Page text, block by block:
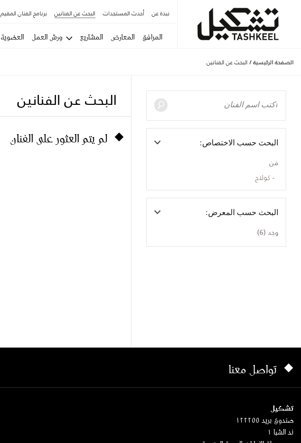
نبذة عن أحدث المستجدات البحث عن الفنانين برنامج الفنان المقيم
المرافق المعارض المشاريع ورش العمل العضوية
الصفحة الرئيسية / البحث عن الفنانين
البحث حسب الاختصاص:
فن
كولاج
البحث حسب المعرض:
وجد (6)
البحث عن الفنانين
لم يتم العثور على الفنان
تواصل معنا
تشكيل
صندوق بريد ١٢٢٢٥٥
ند الشبا ١